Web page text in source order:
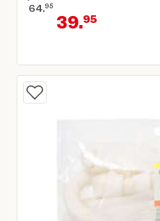
64. 95
Oorspronkelijke prijs €
39.95